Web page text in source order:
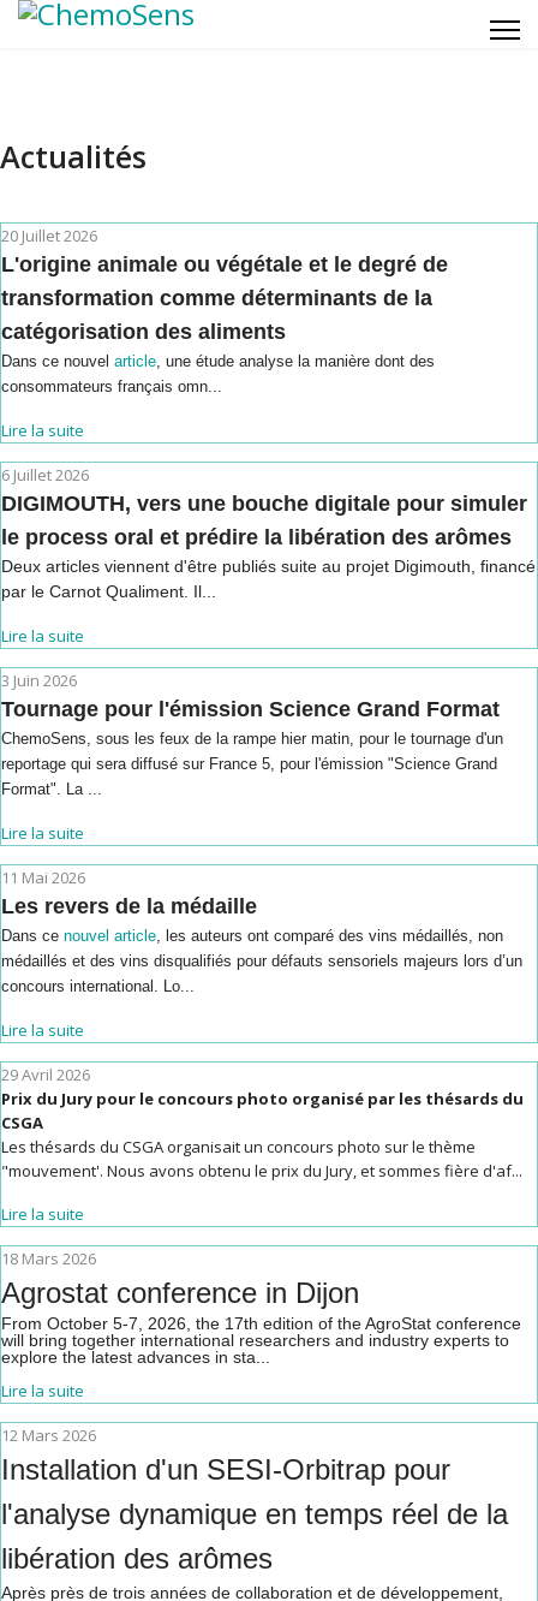
Actualités
20 Juillet 2026
L'origine animale ou végétale et le degré de
transformation comme déterminants de la
catégorisation des aliments
Dans ce nouvel article, une étude analyse la manière dont des
consommateurs français omn...
Lire la suite
6 Juillet 2026
DIGIMOUTH, vers une bouche digitale pour simuler
le process oral et prédire la libération des arômes
Deux articles viennent d'être publiés suite au projet Digimouth, financé
par le Carnot Qualiment. Il...
Lire la suite
3 Juin 2026
Tournage pour l'émission Science Grand Format
ChemoSens, sous les feux de la rampe hier matin, pour le tournage d'un
reportage qui sera diffusé sur France 5, pour l'émission "Science Grand
Format". La ...
Lire la suite
11 Mai 2026
Les revers de la médaille
Dans ce nouvel article, les auteurs ont comparé des vins médaillés, non
médaillés et des vins disqualifiés pour défauts sensoriels majeurs lors d’un
concours international. Lo...
Lire la suite
29 Avril 2026
Prix du Jury pour le concours photo organisé par les thésards du
CSGA
Les thésards du CSGA organisait un concours photo sur le thème
"mouvement'. Nous avons obtenu le prix du Jury, et sommes fière d'af...
Lire la suite
18 Mars 2026
Agrostat conference in Dijon
From October 5-7, 2026, the 17th edition of the AgroStat conference
will bring together international researchers and industry experts to
explore the latest advances in sta...
Lire la suite
12 Mars 2026
Installation d'un SESI-Orbitrap pour
l'analyse dynamique en temps réel de la
libération des arômes
Après près de trois années de collaboration et de développement,